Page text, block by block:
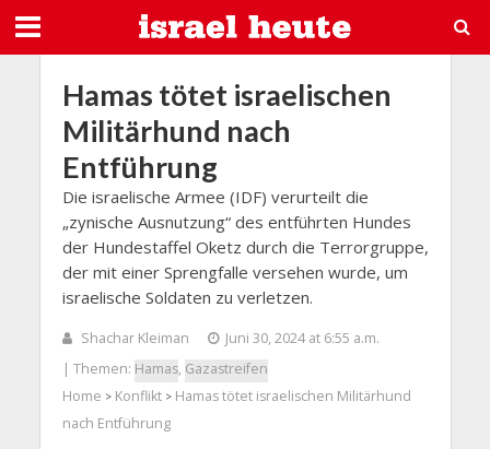
Hamas tötet israelischen
Militärhund nach
Entführung
Die israelische Armee (IDF) verurteilt die
„zynische Ausnutzung“ des entführten Hundes
der Hundestaffel Oketz durch die Terrorgruppe,
der mit einer Sprengfalle versehen wurde, um
israelische Soldaten zu verletzen.
Shachar Kleiman
Juni 30, 2024 at 6:55 a.m.
| Themen: Hamas, Gazastreifen
Home > Konflikt> Hamas tötet israelischen Militärhund
nach Entführung